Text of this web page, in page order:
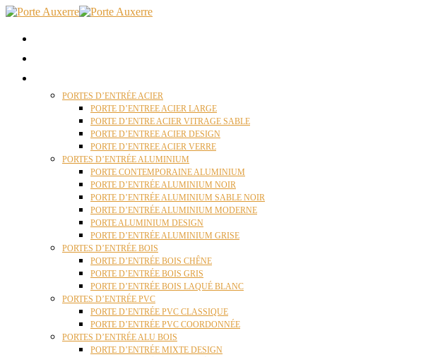
PORTES D’ENTRÉE ACIER
PORTE D’ENTREE ACIER LARGE
PORTE D’ENTRE ACIER VITRAGE SABLE
PORTE D’ENTREE ACIER DESIGN
PORTE D’ENTREE ACIER VERRE
PORTES D’ENTRÉE ALUMINIUM
PORTE CONTEMPORAINE ALUMINIUM
PORTE D’ENTRÉE ALUMINIUM NOIR
PORTE D’ENTRÉE ALUMINIUM SABLE NOIR
PORTE D’ENTRÉE ALUMINIUM MODERNE
PORTE ALUMINIUM DESIGN
PORTE D’ENTRÉE ALUMINIUM GRISE
PORTES D’ENTRÉE BOIS
PORTE D’ENTRÉE BOIS CHÊNE
PORTE D’ENTRÉE BOIS GRIS
PORTE D’ENTRÉE BOIS LAQUÉ BLANC
PORTES D’ENTRÉE PVC
PORTE D’ENTRÉE PVC CLASSIQUE
PORTE D’ENTRÉE PVC COORDONNÉE
PORTES D’ENTRÉE ALU BOIS
PORTE D’ENTRÉE MIXTE DESIGN